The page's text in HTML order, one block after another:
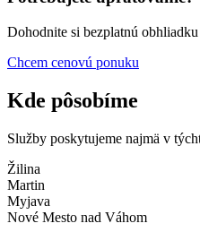
Dohodnite si bezplatnú
Chcem cenovú ponuku
Kde pôsobíme
Služby poskytujeme najmä v
Žilina
Martin
Myjava
Nové Mesto nad Váhom